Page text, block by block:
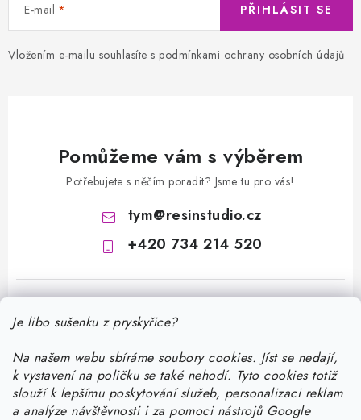
Je libo sušenku z pryskyřice?
Na našem webu sbíráme soubory cookies. Jíst se nedají,
k vystavení na poličku se také nehodí. Tyto cookies totiž
slouží k lepšímu poskytování služeb, personalizaci reklam
a analýze návštěvnosti i za pomoci nástrojů Google
E-mail
Vložením e-mailu souhlasíte s podmínkami ochrany osobních údajů
PŘIHLÁSIT SE
Pomůžeme vám s výběrem
Potřebujete s něčím poradit? Jsme tu pro vás!
tym@resinstudio.cz
+420 734 214 520